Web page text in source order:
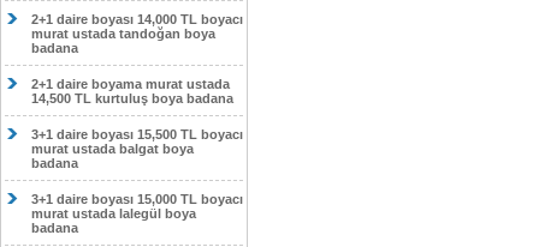
2+1 daire boyası 14,000 TL boyacı
murat ustada tandoğan boya
badana
2+1 daire boyama murat ustada
14,500 TL kurtuluş boya badana
3+1 daire boyası 15,500 TL boyacı
murat ustada balgat boya
badana
3+1 daire boyası 15,000 TL boyacı
murat ustada lalegül boya
badana